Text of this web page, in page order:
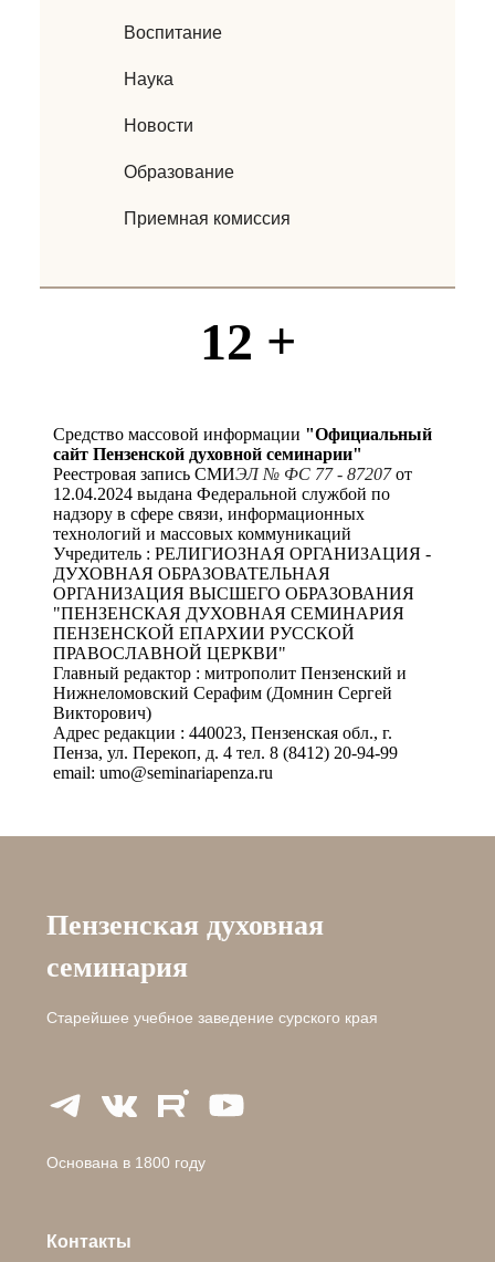
Воспитание
Наука
Новости
Образование
Приемная комиссия
12 +
Средство массовой информации "Официальный
сайт Пензенской духовной семинарии"
Реестровая запись СМИЭЛ № ФС 77 - 87207от
12.04.2024 выдана Федеральной службой по
надзору в сфере связи, информационных
технологий и массовых коммуникаций
Учредитель : РЕЛИГИОЗНАЯ ОРГАНИЗАЦИЯ -
ДУХОВНАЯ ОБРАЗОВАТЕЛЬНАЯ
ОРГАНИЗАЦИЯ ВЫСШЕГО ОБРАЗОВАНИЯ
"ПЕНЗЕНСКАЯ ДУХОВНАЯ СЕМИНАРИЯ
ПЕНЗЕНСКОЙ ЕПАРХИИ РУССКОЙ
ПРАВОСЛАВНОЙ ЦЕРКВИ"
Главный редактор : митрополит Пензенский и
Нижнеломовский Серафим (Домнин Сергей
Викторович)
Адрес редакции : 440023, Пензенская обл., г.
Пенза, ул. Перекоп, д. 4 тел. 8 (8412) 20-94-99
email: umo@seminariapenza.ru
Пензенская духовная
семинария
Старейшее учебное заведение сурского края
Основана в 1800 году
Контакты